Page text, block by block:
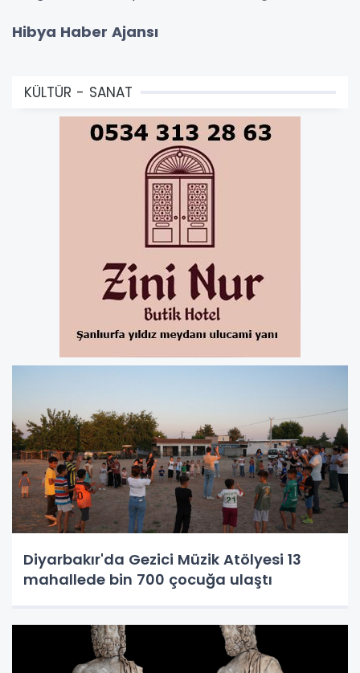
Hibya Haber Ajansı
KÜLTÜR - SANAT
Diyarbakır'da Gezici Müzik Atölyesi 13
mahallede bin 700 çocuğa ulaştı